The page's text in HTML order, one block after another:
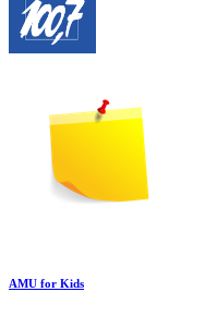
AMU for Kids